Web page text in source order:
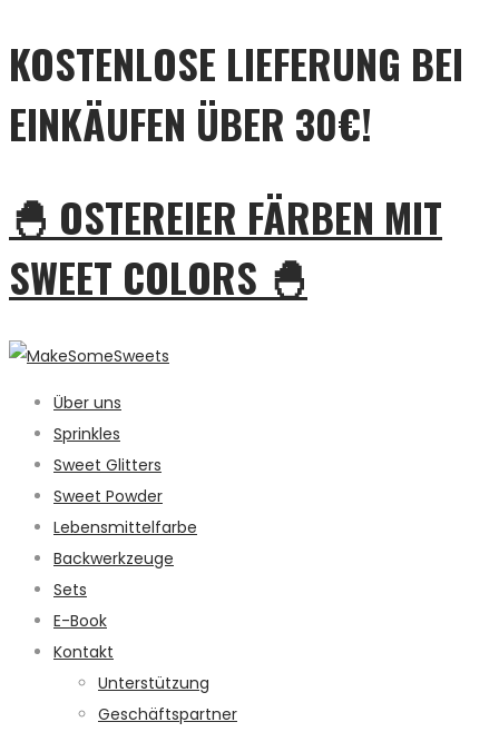
KOSTENLOSE LIEFERUNG BEI
EINKÄUFEN ÜBER 30€!
🐣 OSTEREIER FÄRBEN MIT
SWEET COLORS 🐣
Über uns
Sprinkles
Sweet Glitters
Sweet Powder
Lebensmittelfarbe
Backwerkzeuge
Sets
E-Book
Kontakt
Unterstützung
Geschäftspartner